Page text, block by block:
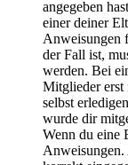
angegeben
einer deiner
Anweisungen
der Fall ist,
werden. Bei
Mitglieder erst
selbst
wurde dir
Wenn du eine
Anweisungen.